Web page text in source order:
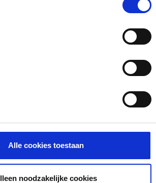
Alle cookies toestaan
noodzakelijke cookies